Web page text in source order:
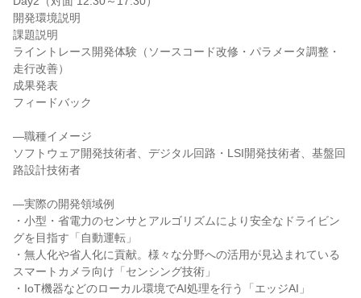
開発環境説明
課題説明
ライントレース開発体験（ソースコード改修・パラメータ調整・
走行改善）
成果発表
フィードバック
―職種イメージ
ソフトウェア開発技術者、デジタル回路・LSI開発技術者、基盤回
路設計技術者
―実際の開発領域例
・小型・省電力のセンサとアルゴリズムにより安全なドライビン
グを目指す「自動運転」
・無人化や省人化に貢献。様々な分野への活用が見込まれている
スマートカメラ向け「センシング技術」
・IoT機器などのローカル環境でAI処理を行う「エッジAI」